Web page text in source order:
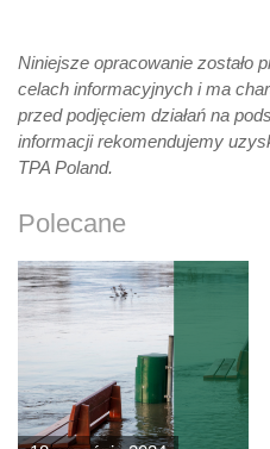
Niniejsze opracowanie zostało
celach informacyjnych i ma
przed podjęciem działań na
informacji rekomendujemy
TPA Poland.
Polecane